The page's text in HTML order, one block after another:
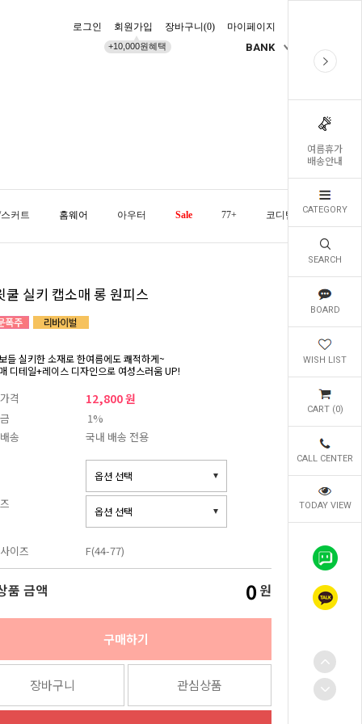
여름휴가
배송안내
CATEGORY
SEARCH
BOARD
WISH LIST
CART (0)
CALL CENTER
TODAY VIEW
로그인 회원가입
+10,000원혜택
장바구니(0) 마이페이지
BANK
커트 홈웨어 아우터 Sale 77+ 코디템 오늘발송
쿨 실키 캡소매 롱 원피스
들 실키한 소재로 한여름에도 쾌적하게~
디테일+레이스 디자인으로 여성스러움 UP!
격 12,800 원
1%
송
국내 배송 전용
이즈 F(44-77)
품 금액 0 원
구매하기
장바구니 관심상품